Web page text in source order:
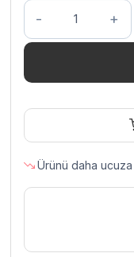
Empero
No
22
Kıyma
Çelik
Soğutmalı
V
Ürünü daha